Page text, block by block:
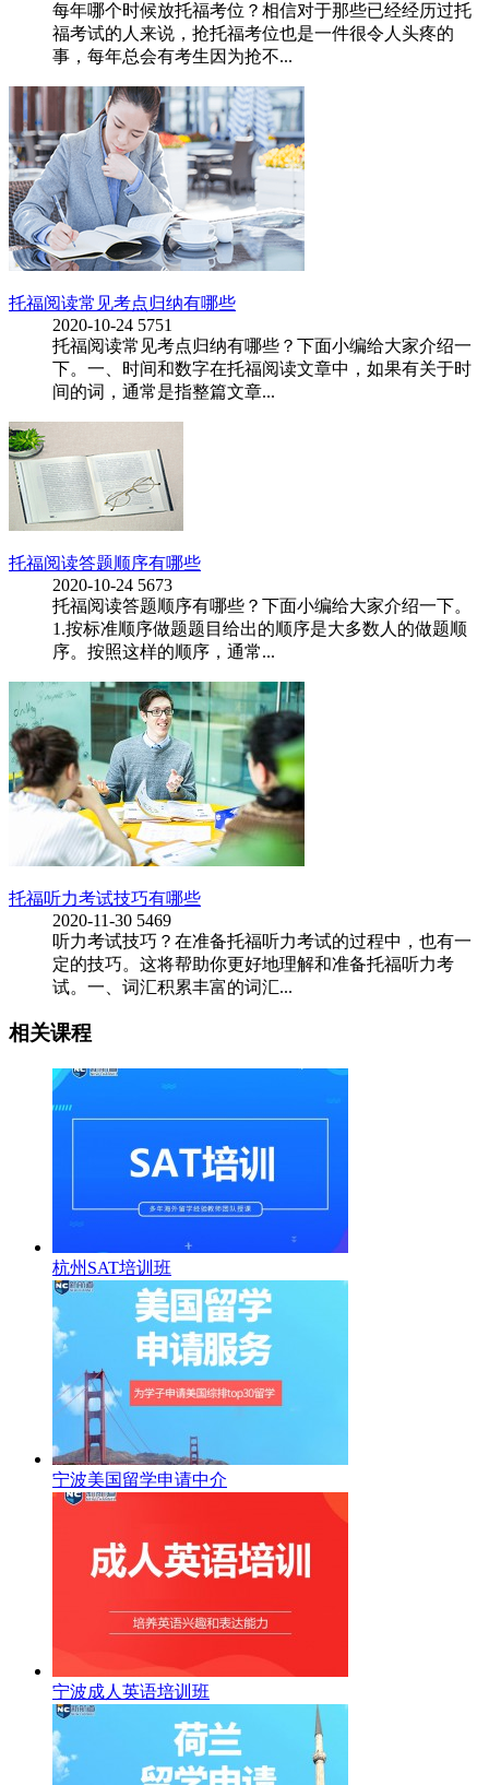
每年哪个时候放托福考位？相信对于那些已经经历过托
福考试的人来说，抢托福考位也是一件很令人头疼的
事，每年总会有考生因为抢不...
托福阅读常见考点归纳有哪些
2020-10-24 5751
托福阅读常见考点归纳有哪些？下面小编给大家介绍一
下。一、时间和数字在托福阅读文章中，如果有关于时
间的词，通常是指整篇文章...
托福阅读答题顺序有哪些
2020-10-24 5673
托福阅读答题顺序有哪些？下面小编给大家介绍一下。
1.按标准顺序做题题目给出的顺序是大多数人的做题顺
序。按照这样的顺序，通常...
托福听力考试技巧有哪些
2020-11-30 5469
听力考试技巧？在准备托福听力考试的过程中，也有一
定的技巧。这将帮助你更好地理解和准备托福听力考
试。一、词汇积累丰富的词汇...
相关课程
杭州SAT培训班
宁波美国留学申请中介
宁波成人英语培训班